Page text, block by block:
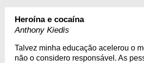
Heroína e cocaína
Anthony Kiedis
Talvez minha educação acelerou o
não o considero responsável. As